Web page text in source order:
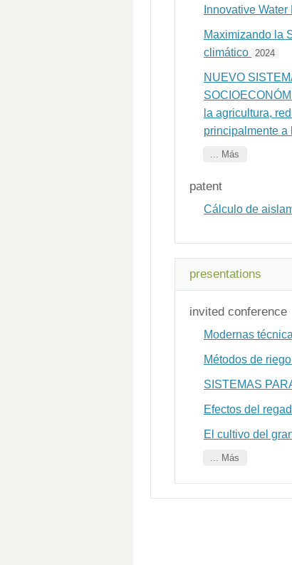
Innovative
Maximizando la
climático
2024
NUEVO
la agricultura,
principalmente a
... Más
patent
Cálculo de
presentations
invited conference
Modernas
Métodos de
SISTEMAS
Efectos del
El cultivo del
... Más